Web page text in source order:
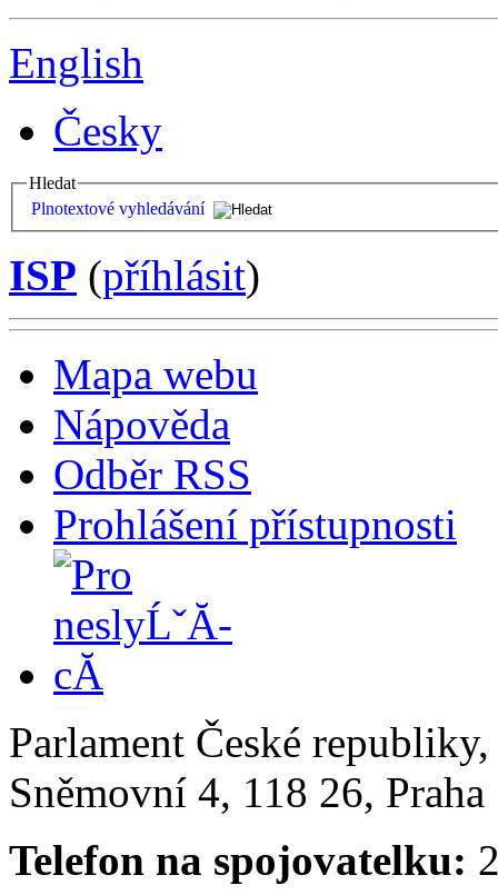
English
Česky
Hledat
Plnotextové vyhledávání
ISP (příhlásit)
Mapa webu
Nápověda
Odběr RSS
Prohlášení přístupnosti
Parlament České
Sněmovní 4, 118 26,
Telefon na spojovatelku: